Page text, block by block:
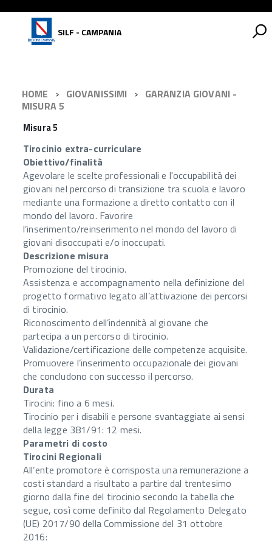
SILF - CAMPANIA
HOME GIOVANISSIMI
GARANZIA GIOVANI -
MISURA 5
Misura 5
Tirocinio extra-curriculare
Obiettivo/finalità
Agevolare le scelte professionali e l'occupabilità dei
giovani nel percorso di transizione tra scuola e lavoro
mediante una formazione a diretto contatto con il
mondo del lavoro. Favorire
l’inserimento/reinserimento nel mondo del lavoro di
giovani disoccupati e/o inoccupati.
Descrizione misura
Promozione del tirocinio.
Assistenza e accompagnamento nella definizione del
progetto formativo legato all’attivazione dei percorsi
di tirocinio.
Riconoscimento dell’indennità al giovane che
partecipa a un percorso di tirocinio.
Validazione/certificazione delle competenze acquisite.
Promuovere l’inserimento occupazionale dei giovani
che concludono con successo il percorso.
Durata
Tirocini: fino a 6 mesi.
Tirocinio per i disabili e persone svantaggiate ai sensi
della legge 381/91: 12 mesi.
Parametri di costo
Tirocini Regionali
All’ente promotore è corrisposta una remunerazione a
costi standard a risultato a partire dal trentesimo
giorno dalla fine del tirocinio secondo la tabella che
segue, così come definito dal Regolamento Delegato
(UE) 2017/90 della Commissione del 31 ottobre
2016: